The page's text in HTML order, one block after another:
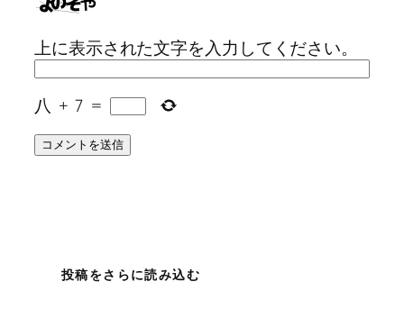
上に表示された文字を入力してください。
八 + 7 =
投稿をさらに読み込む